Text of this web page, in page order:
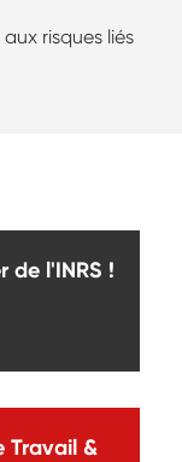
risques liés
de l'INRS !
Travail &